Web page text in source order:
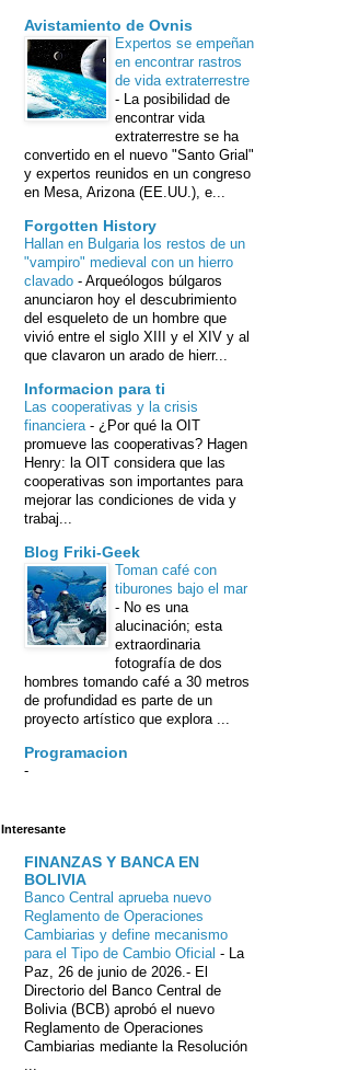
Avistamiento de Ovnis
Expertos se empeñan
en encontrar rastros
de vida extraterrestre
- La posibilidad de
encontrar vida
extraterrestre se ha
convertido en el nuevo "Santo Grial"
y expertos reunidos en un congreso
en Mesa, Arizona (EE.UU.), e...
Forgotten History
Hallan en Bulgaria los restos de un
"vampiro" medieval con un hierro
clavado - Arqueólogos búlgaros
anunciaron hoy el descubrimiento
del esqueleto de un hombre que
vivió entre el siglo XIII y el XIV y al
que clavaron un arado de hierr...
Informacion para ti
Las cooperativas y la crisis
financiera - ¿Por qué la OIT
promueve las cooperativas? Hagen
Henry: la OIT considera que las
cooperativas son importantes para
mejorar las condiciones de vida y
trabaj...
Blog Friki-Geek
Toman café con
tiburones bajo el mar
- No es una
alucinación; esta
extraordinaria
fotografía de dos
hombres tomando café a 30 metros
de profundidad es parte de un
proyecto artístico que explora ...
Programacion
-
Interesante
FINANZAS Y BANCA EN
BOLIVIA
Banco Central aprueba nuevo
Reglamento de Operaciones
Cambiarias y define mecanismo
para el Tipo de Cambio Oficial - La
Paz, 26 de junio de 2026.- El
Directorio del Banco Central de
Bolivia (BCB) aprobó el nuevo
Reglamento de Operaciones
Cambiarias mediante la Resolución
...